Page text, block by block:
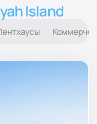
Island